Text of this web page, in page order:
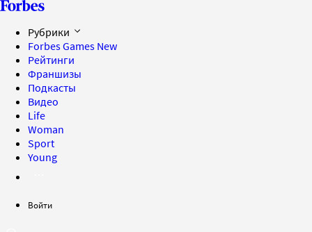
Рубрики
Forbes Games New
Рейтинги
Франшизы
Подкасты
Видео
Life
Woman
Sport
Young
Войти